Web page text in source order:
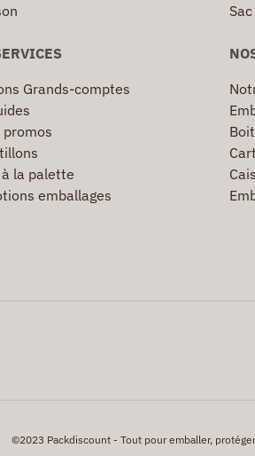
Grands-comptes
promos
la palette
emballages
©2023 Packdiscount - Tout pour emballer,